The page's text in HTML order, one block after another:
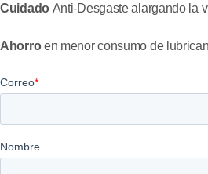
Cuidado Anti-Desgaste alargando la
Ahorroen menor consumo de